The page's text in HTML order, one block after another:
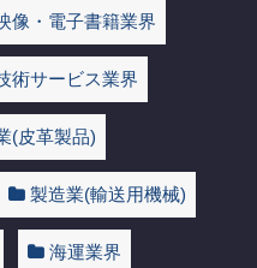
像・電子書籍業界
術サービス業界
(皮革製品)
製造業(輸送用機械)
海運業界